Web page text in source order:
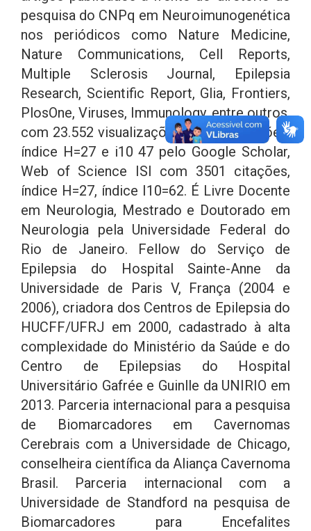
pesquisa do CNPq em Neuroimunogenética
nos periódicos como Nature Medicine,
Nature Communications, Cell Reports,
Multiple Sclerosis Journal, Epilepsia
Research, Scientific Report, Glia, Frontiers,
PlosOne, Viruses, Immunology, entre outros,
com 23.552 visualizações e 2.237 citações,
índice H=27 e i10 47 pelo Google Scholar,
Web of Science ISI com 3501 citações,
índice H=27, índice I10=62. É Livre Docente
em Neurologia, Mestrado e Doutorado em
Neurologia pela Universidade Federal do
Rio de Janeiro. Fellow do Serviço de
Epilepsia do Hospital Sainte-Anne da
Universidade de Paris V, França (2004 e
2006), criadora dos Centros de Epilepsia do
HUCFF/UFRJ em 2000, cadastrado à alta
complexidade do Ministério da Saúde e do
Centro de Epilepsias do Hospital
Universitário Gafrée e Guinlle da UNIRIO em
2013. Parceria internacional para a pesquisa
de Biomarcadores em Cavernomas
Cerebrais com a Universidade de Chicago,
conselheira científica da Aliança Cavernoma
Brasil. Parceria internacional com a
Universidade de Standford na pesquisa de
Biomarcadores para Encefalites